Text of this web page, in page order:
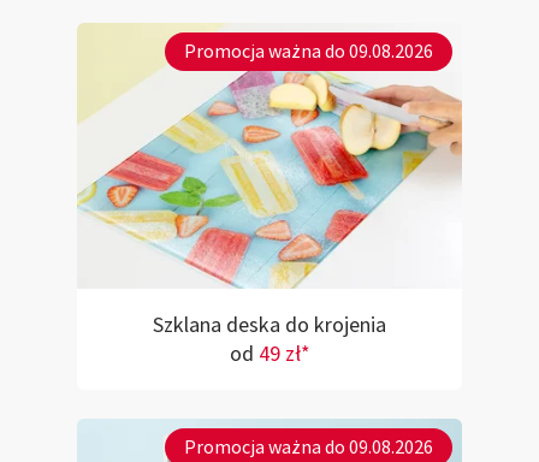
Promocja ważna do 09.08.2026
Szklana deska do krojenia
od 49 zł*
Promocja ważna do 09.08.2026